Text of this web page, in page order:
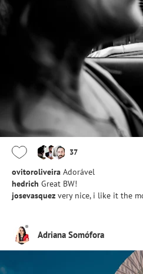
37
ovitoroliveira Adorável
hedrich Great BW!
josevasquez very nice, i like it the
Adriana Somófora